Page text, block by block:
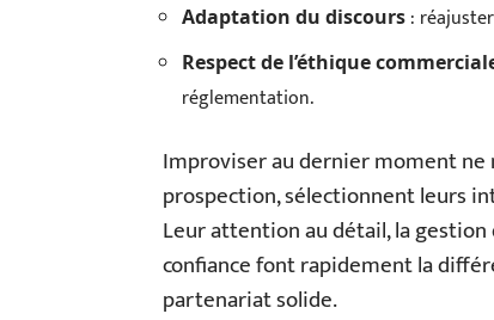
Adaptation du discours :
Respect de l’éthique
réglementation.
Improviser au dernier moment
prospection, sélectionnent leurs
Leur attention au détail, la
confiance font rapidement la
partenariat solide.